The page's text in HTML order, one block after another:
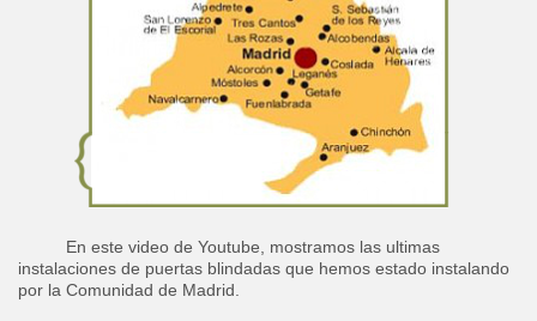
En este video de Youtube, mostramos las ultimas
instalaciones de puertas blindadas que hemos estado instalando
por la Comunidad de Madrid.